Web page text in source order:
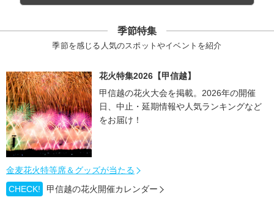
季節特集
季節を感じる人気のスポットやイベントを紹介
花火特集2026【甲信越】
甲信越の花火大会を掲載。2026年の開催
日、中止・延期情報や人気ランキングなど
をお届け！
金麦花火特等席＆グッズが当たる
CHECK!
甲信越の花火開催カレンダー